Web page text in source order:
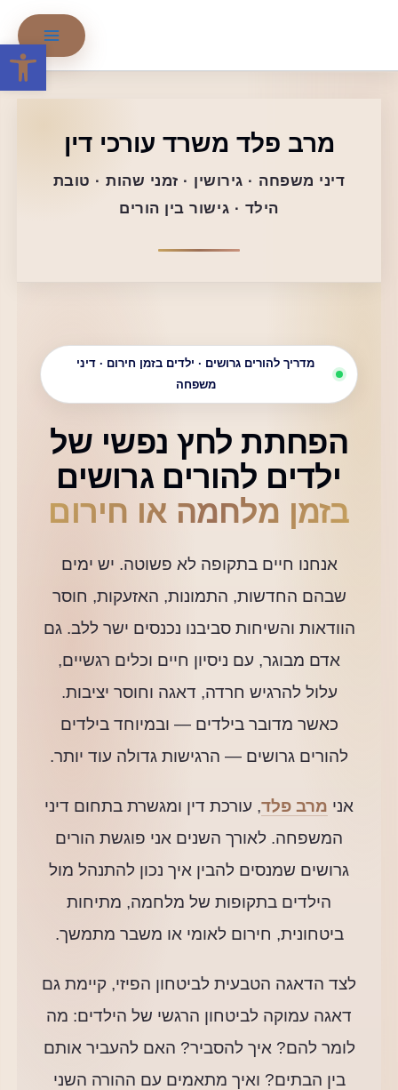
פתח
מרב פלד משרד עורכי דין
דיני משפחה · גירושין · זמני שהות · טובת
הילד · גישור בין הורים
מדריך להורים גרושים · ילדים בזמן חירום · דיני
משפחה
הפחתת לחץ נפשי של
ילדים להורים גרושים
בזמן מלחמה או חירום
אנחנו חיים בתקופה לא פשוטה. יש ימים
שבהם החדשות, התמונות, האזעקות, חוסר
הוודאות והשיחות סביבנו נכנסים ישר ללב. גם
אדם מבוגר, עם ניסיון חיים וכלים רגשיים,
עלול להרגיש חרדה, דאגה וחוסר יציבות.
כאשר מדובר בילדים — ובמיוחד בילדים
להורים גרושים — הרגישות גדולה עוד יותר.
אני מרב פלד, עורכת דין ומגשרת בתחום דיני
המשפחה. לאורך השנים אני פוגשת הורים
גרושים שמנסים להבין איך נכון להתנהל מול
הילדים בתקופות של מלחמה, מתיחות
ביטחונית, חירום לאומי או משבר מתמשך.
לצד הדאגה הטבעית לביטחון הפיזי, קיימת גם
דאגה עמוקה לביטחון הרגשי של הילדים: מה
לומר להם? איך להסביר? האם להעביר אותם
בין הבתים? ואיך מתאמים עם ההורה השני